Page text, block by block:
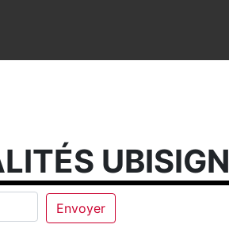
UBISIGN